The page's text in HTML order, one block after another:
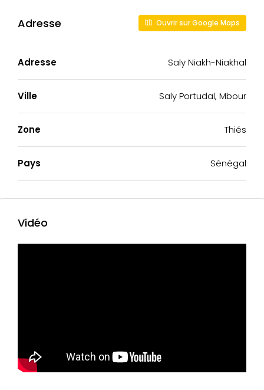
Adresse Ouvrir sur Google Maps
Adresse Saly Niakh-Niakhal
Ville Saly Portudal, Mbour
Zone Thiés
Pays Sénégal
Vidéo